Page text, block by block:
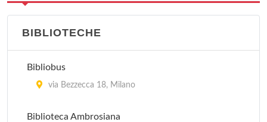
BIBLIOTECHE
Bibliobus
via Bezzecca 18, Milano
Biblioteca Ambrosiana